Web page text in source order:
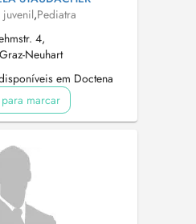
,Pediatra
4,
Neuhart
em Doctena
marcar